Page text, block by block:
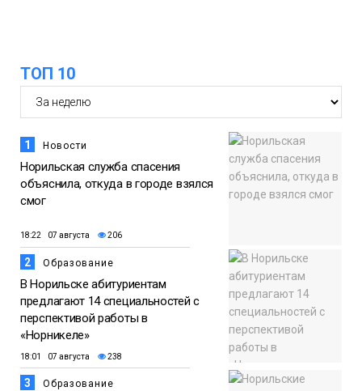
ТОП 10
1 Новости
Норильская служба спасения
объяснила, откуда в городе взялся
смог
18:22 07 августа 206
2 Образование
В Норильске абитуриентам
предлагают 14 специальностей с
перспективой работы в
«Норникеле»
18:01 07 августа 238
3 Образование